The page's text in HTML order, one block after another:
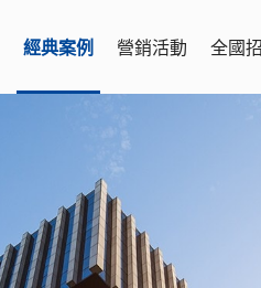
經典案例 營銷活動 全國